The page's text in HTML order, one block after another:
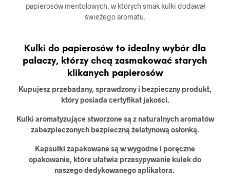
papierosów mentolowych, w których smak kulki dodawał
świeżego aromatu.
Kulki do papierosów to idealny wybór dla
palaczy, którzy chcą zasmakować starych
klikanych papierosów
Kupujesz przebadany, sprawdzony i bezpieczny produkt,
który posiada certyfikat jakości.
Kulki aromatyzujące stworzone są z naturalnych aromatów
zabezpieczonych bezpieczną żelatynową osłonką.
Kapsułki zapakowane są w wygodne i poręczne
opakowanie, które ułatwia przesypywanie kulek do
naszego dedykowanego aplikatora.